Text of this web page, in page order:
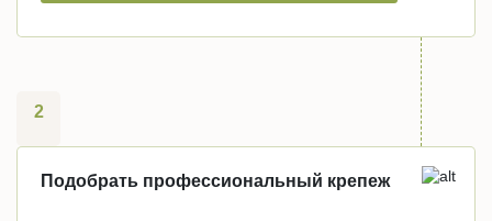
2
Подобрать профессиональный крепеж